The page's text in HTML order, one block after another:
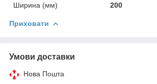
Ширина (мм)
200
Приховати
Умови доставки
Нова Пошта